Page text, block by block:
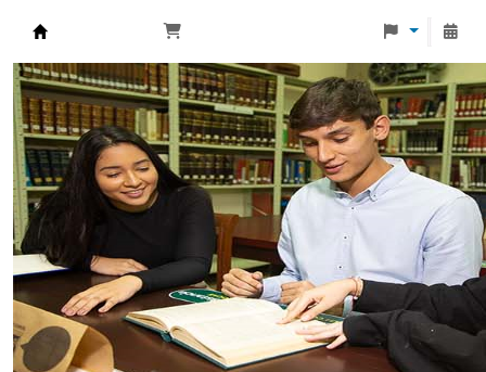
Biblioteca Universidad Monteávila